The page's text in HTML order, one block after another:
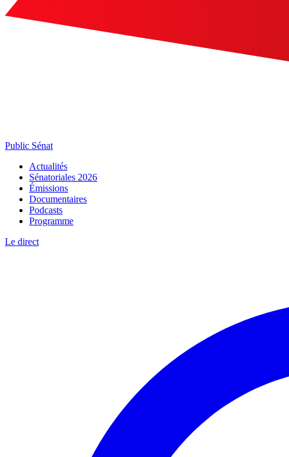
Public Sénat
Actualités
Sénatoriales 2026
Émissions
Documentaires
Podcasts
Programme
Le direct